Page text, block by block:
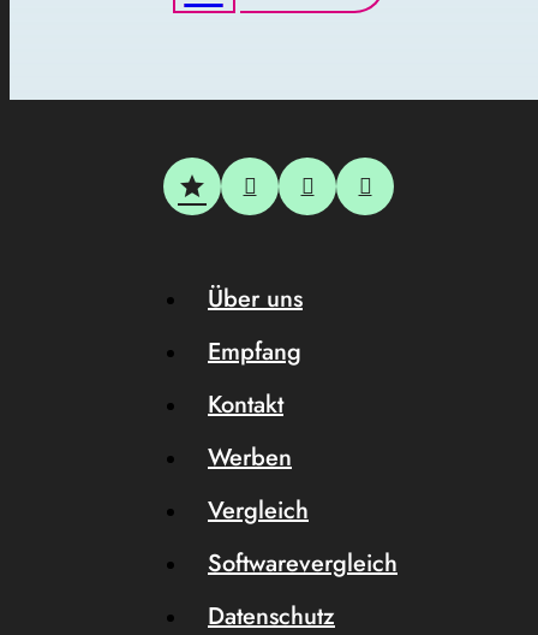
Über uns
Empfang
Kontakt
Werben
Vergleich
Softwarevergleich
Datenschutz